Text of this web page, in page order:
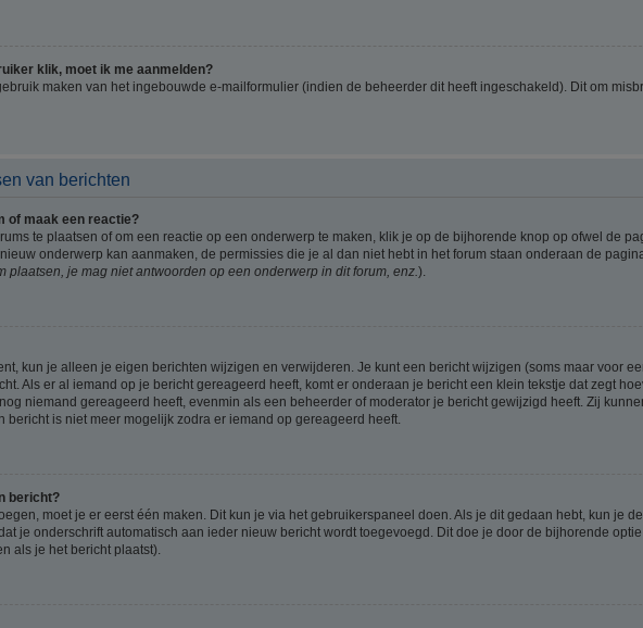
klik, moet ik me aanmelden?
maken van het ingebouwde e-mailformulier (indien de beheerder dit heeft ingeschakeld). Dit om
van berichten
of maak een reactie?
te plaatsen of om een reactie op een onderwerp te maken, klik je op de bijhorende knop op ofwel de
onderwerp kan aanmaken, de permissies die je al dan niet hebt in het forum staan onderaan de
plaatsen, je mag niet antwoorden op een onderwerp in dit forum, enz.).
kun je alleen je eigen berichten wijzigen en verwijderen. Je kunt een bericht wijzigen (soms maar voor
Als er al iemand op je bericht gereageerd heeft, komt er onderaan je bericht een klein tekstje dat zegt
niemand gereageerd heeft, evenmin als een beheerder of moderator je bericht gewijzigd heeft. Zij
is niet meer mogelijk zodra er iemand op gereageerd heeft.
bericht?
moet je er eerst één maken. Dit kun je via het gebruikerspaneel doen. Als je dit gedaan hebt, kun je
je onderschrift automatisch aan ieder nieuw bericht wordt toegevoegd. Dit doe je door de bijhorende
als je het bericht plaatst).